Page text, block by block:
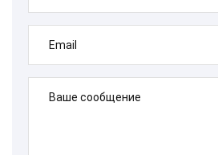
Email
Ваше сообщение